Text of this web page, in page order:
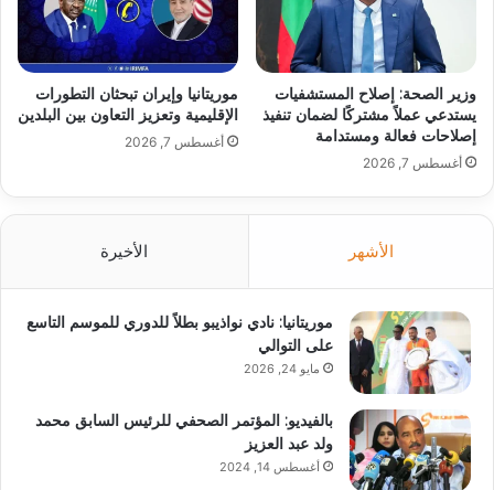
وزير الصحة: إصلاح المستشفيات
يستدعي عملاً مشتركًا لضمان تنفيذ
إصلاحات فعالة ومستدامة
أغسطس 7, 2026
موريتانيا وإيران تبحثان التطورات
الإقليمية وتعزيز التعاون بين البلدين
أغسطس 7, 2026
الأشهر الأخيرة
موريتانيا: نادي نواذيبو بطلاً للدوري للموسم التاسع
على التوالي
مايو 24, 2026
بالفيديو: المؤتمر الصحفي للرئيس السابق محمد
ولد عبد العزيز
أغسطس 14, 2024